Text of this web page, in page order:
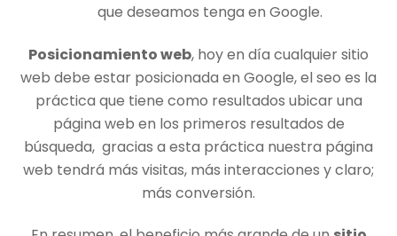
que deseamos tenga en Google.
Posicionamiento web, hoy en día cualquier sitio
web debe estar posicionada en Google, el seo es la
práctica que tiene como resultados ubicar una
página web en los primeros resultados de
búsqueda, gracias a esta práctica nuestra página
web tendrá más visitas, más interacciones y claro;
más conversión.